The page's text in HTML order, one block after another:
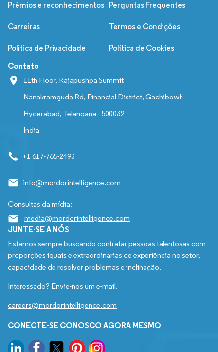
Prêmios e reconhecimentos Perguntas Frequentes
Carreiras Termos e Condições
Política de Privacidade Política de Cookies
Contato
11th Floor, Rajapushpa Summit
Nanakramguda Rd, Financial District, Gachibowli
Hyderabad, Telangana - 500032
India
+1 617-765-2493
info@mordorintelligence.com
Consultas da mídia:
media@mordorintelligence.com
JUNTE-SE A NÓS
Estamos sempre buscando contratar pessoas talentosas com
proporções iguais e extraordinárias de experiência no setor,
capacidade de resolver problemas e inclinação.
Interessado? Envie-nos um e-mail.
careers@mordorintelligence.com
CONECTE-SE CONOSCO AGORA MESMO